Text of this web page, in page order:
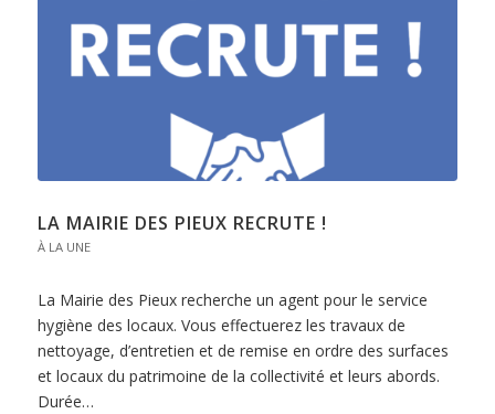
LA MAIRIE DES PIEUX RECRUTE !
À LA UNE
La Mairie des Pieux recherche un agent pour le service
hygiène des locaux. Vous effectuerez les travaux de
nettoyage, d’entretien et de remise en ordre des surfaces
et locaux du patrimoine de la collectivité et leurs abords.
Durée…